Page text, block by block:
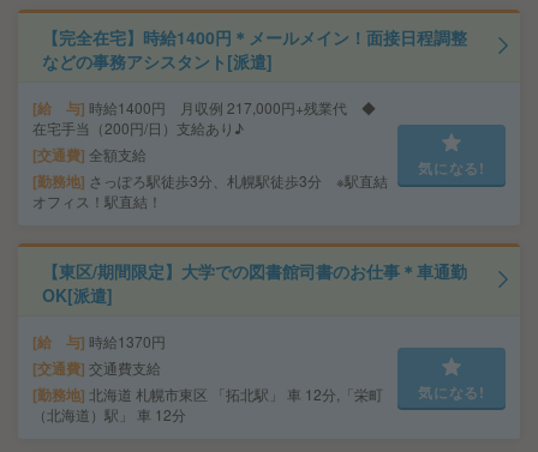
【完全在宅】時給1400円＊メールメイン！面接日程調整
などの事務アシスタント[派遣]
給 与 時給1400円 月収例 217,000円+残業代 ◆
在宅手当（200円/日）支給あり♪
交通費 全額支給
勤務地 さっぽろ駅徒歩3分、札幌駅徒歩3分 ※駅直結
オフィス！駅直結！
気になる!
【東区/期間限定】大学での図書館司書のお仕事＊車通勤
OK[派遣]
給 与 時給1370円
交通費 交通費支給
勤務地 北海道 札幌市東区 「拓北駅」 車 12分,「栄町
（北海道）駅」 車 12分
気になる!